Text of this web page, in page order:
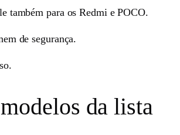
também para os Redmi e POCO.
de segurança.
da lista